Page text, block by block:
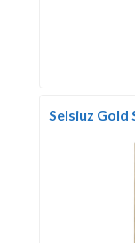
Selsiuz Gold